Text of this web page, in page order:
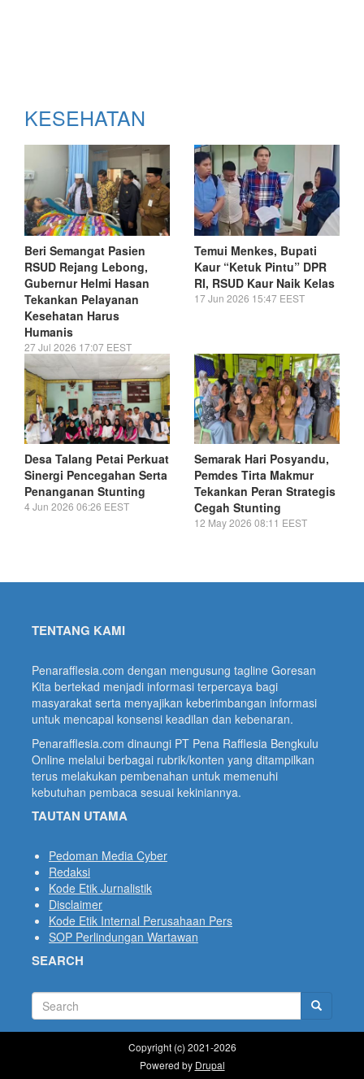
KESEHATAN
Beri Semangat Pasien
RSUD Rejang Lebong,
Gubernur Helmi Hasan
Tekankan Pelayanan
Kesehatan Harus
Humanis
27 Jul 2026 17:07 EEST
Temui Menkes, Bupati
Kaur “Ketuk Pintu” DPR
RI, RSUD Kaur Naik Kelas
17 Jun 2026 15:47 EEST
Desa Talang Petai Perkuat
Sinergi Pencegahan Serta
Penanganan Stunting
4 Jun 2026 06:26 EEST
Semarak Hari Posyandu,
Pemdes Tirta Makmur
Tekankan Peran Strategis
Cegah Stunting
12 May 2026 08:11 EEST
TENTANG KAMI
Penarafflesia.com dengan mengusung tagline Goresan
Kita bertekad menjadi informasi terpercaya bagi
masyarakat serta menyajikan keberimbangan informasi
untuk mencapai konsensi keadilan dan kebenaran.
Penarafflesia.com dinaungi PT Pena Rafflesia Bengkulu
Online melalui berbagai rubrik/konten yang ditampilkan
terus melakukan pembenahan untuk memenuhi
kebutuhan pembaca sesuai kekiniannya.
TAUTAN UTAMA
Pedoman Media Cyber
Redaksi
Kode Etik Jurnalistik
Disclaimer
Kode Etik Internal Perusahaan Pers
SOP Perlindungan Wartawan
SEARCH
Search Search
Copyright (c) 2021-2026
Powered by Drupal